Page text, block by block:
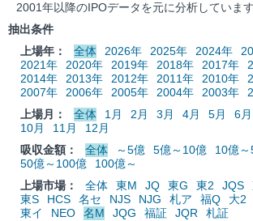
2001年以降のIPOデータを元に分析しています
抽出条件
上場年：
全体 2026年 2025年 2024年
2021年
2020年 2019年 2018年 2017年
2014年
2013年 2012年 2011年 2010年
2007年
2006年 2005年 2004年 2003年
上場月：
全体 1月 2月 3月 4月 5月 6月
10月
11月
12月
吸収金額：
全体 ～5億 5億～10億
10億
50億～100億
100億～
上場市場：
全体 東M JQ 東G 東2 JQS
東S
HCS 名セ NJS NJG 札ア 福Q 大2
東イ
NEO 名M JQG 福証 JQR
札証